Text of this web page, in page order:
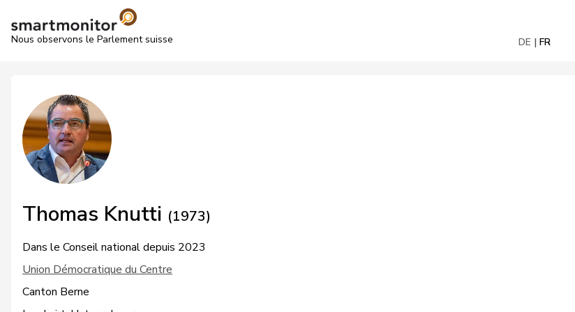
Nous observons le Parlement suisse DE FR
Thomas Knutti (1973)
Dans le Conseil national depuis 2023
Union Démocratique du Centre
Canton Berne